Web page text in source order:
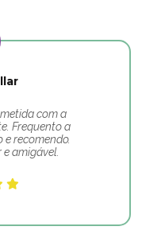
com a
Frequento a
recomendo.
amigável.